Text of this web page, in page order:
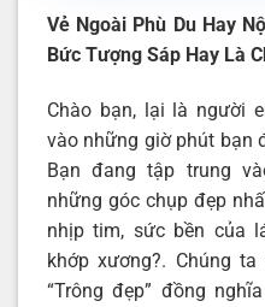
Vẻ Ngoài Phù Du Hay
Bức Tượng Sáp Hay Là
Chào bạn, lại là người
vào những giờ phút bạn
Bạn đang tập trung
những góc chụp đẹp
nhịp tim, sức bền của
khớp xương?. Chúng
“Trông đẹp” đồng